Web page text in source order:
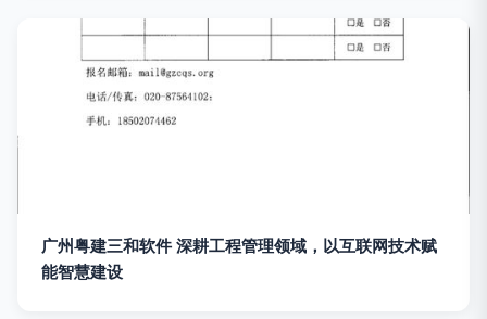
广州粤建三和软件 深耕工程管理领域，以互联网技术赋
能智慧建设